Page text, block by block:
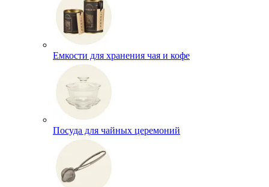
Емкости для хранения чая и кофе
Посуда для чайных церемоний